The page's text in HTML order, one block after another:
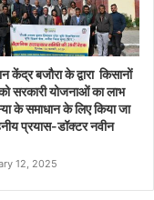
केंद्र बजौरा के द्वारा किसानों
को सरकारी योजनाओं का लाभ
के समाधान के लिए किया जा
प्रयास-डॉक्टर नवीन
12, 2025